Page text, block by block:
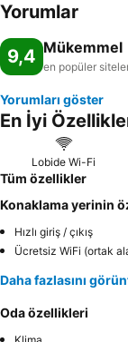
Yorumlar
9,4 Mükemmel
en popüler
Yorumları göster
En İyi
Lobide Wi-Fi
Tüm özellikler
Konaklama yerinin
Hızlı giriş / çıkış
Ücretsiz WiFi (ortak
Daha fazlasını
Oda özellikleri